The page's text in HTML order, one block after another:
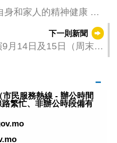
和家人的精神健康 共
下一則新聞
月14日及15日（周末周
市民服務熱線 - 辦公時間
繁忙、非辦公時段備有